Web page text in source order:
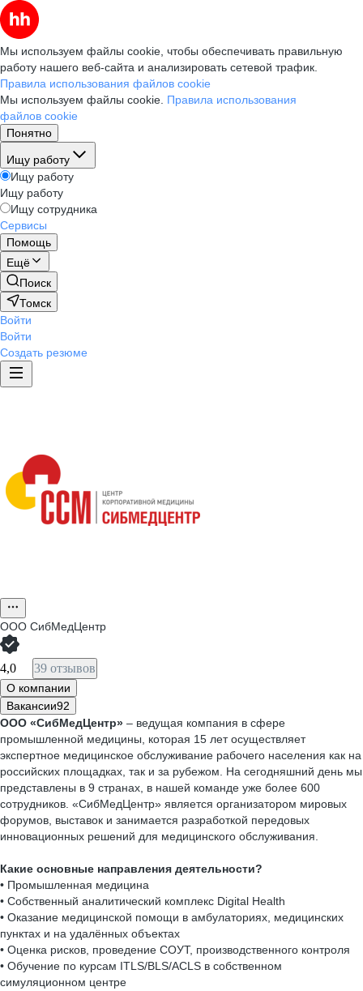
Мы используем файлы cookie, чтобы обеспечивать правильную
работу нашего веб-сайта и анализировать сетевой трафик.
Правила использования файлов cookie
Мы используем файлы cookie. Правила использования
файлов cookie
Понятно
Ищу работу
Ищу работу
Ищу работу
Ищу сотрудника
Сервисы
Помощь
Ещё
Поиск
Томск
Войти
Войти
Создать резюме
ООО СибМедЦентр
4,0 39 отзывов
О компании
Вакансии92
ООО «СибМедЦентр» – ведущая компания в сфере
промышленной медицины, которая 15 лет осуществляет
экспертное медицинское обслуживание рабочего населения как на
российских площадках, так и за рубежом. На сегодняшний день мы
представлены в 9 странах, в нашей команде уже более 600
сотрудников. «СибМедЦентр» является организатором мировых
форумов, выставок и занимается разработкой передовых
инновационных решений для медицинского обслуживания.
Какие основные направления деятельности?
• Промышленная медицина
• Собственный аналитический комплекс Digital Health
• Оказание медицинской помощи в амбулаториях, медицинских
пунктах и на удалённых объектах
• Оценка рисков, проведение СОУТ, производственного контроля
• Обучение по курсам ITLS/BLS/ACLS в собственном
симуляционном центре